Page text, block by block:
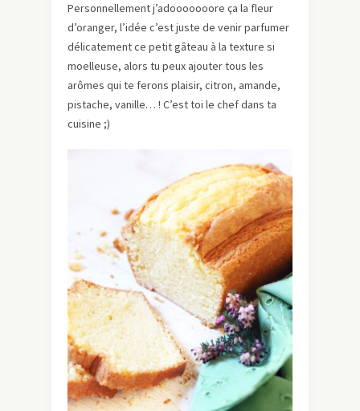
Personnellement j’adooooooore ça la fleur
d’oranger, l’idée c’est juste de venir parfumer
délicatement ce petit gâteau à la texture si
moelleuse, alors tu peux ajouter tous les
arômes qui te ferons plaisir, citron, amande,
pistache, vanille… ! C’est toi le chef dans ta
cuisine ;)